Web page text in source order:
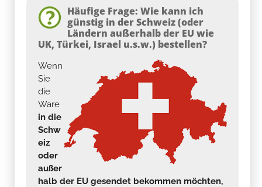
Häufige Frage: Wie kann ich
günstig in der Schweiz (oder
Ländern außerhalb der EU wie
UK, Türkei, Israel u.s.w.) bestellen?
Wenn
Sie
die
Ware
in die
Schw
eiz
oder
außer
halb der EU gesendet bekommen möchten,